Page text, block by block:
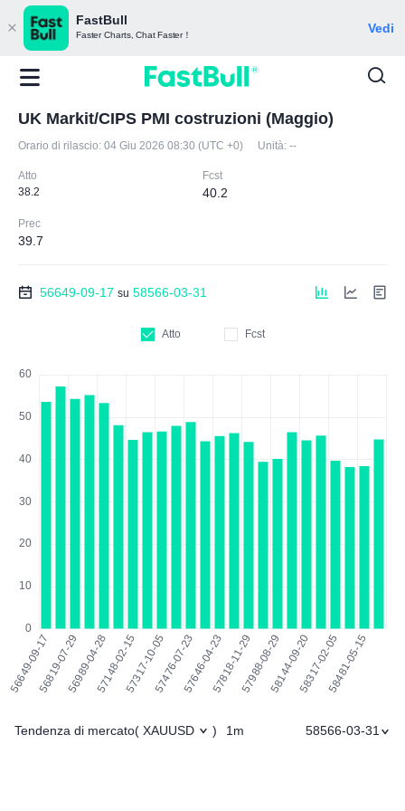
FastBull
Faster Charts, Chat Faster！ Vedi
UK Markit/CIPS PMI costruzioni (Maggio)
Orario di rilascio: 04 Giu 2026 08:30 (UTC +0) Unità: --
Atto
38.2
Fcst
40.2
Prec
39.7
56649-09-17 su 58566-03-31
Atto Fcst
Tendenza di mercato( XAUUSD ) 1m 58566-03-31